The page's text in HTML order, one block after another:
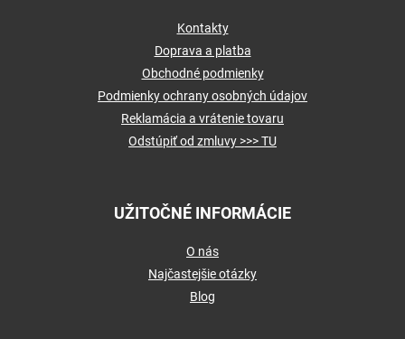
Kontakty
Doprava a platba
Obchodné podmienky
Podmienky ochrany osobných údajov
Reklamácia a vrátenie tovaru
Odstúpiť od zmluvy >>> TU
UŽITOČNÉ INFORMÁCIE
O nás
Najčastejšie otázky
Blog